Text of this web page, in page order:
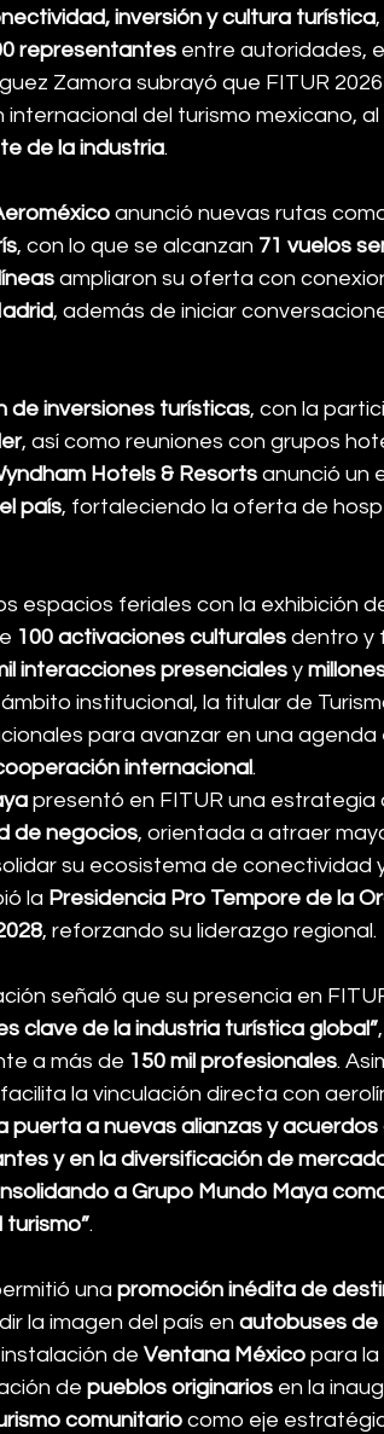
inversión y cultura turística
representantes entre autoridades,
Zamora subrayó que FITUR
internacional del turismo mexicano, al
de la industria.
anunció nuevas rutas
, con lo que se alcanzan 71 vuelos
ampliaron su oferta con
, además de iniciar
de inversiones turísticas, con la
, así como reuniones con grupos
Hotels & Resorts anunció un
país, fortaleciendo la oferta de
espacios feriales con la exhibición
100 activaciones culturales dentro y
interacciones presenciales y
ámbito institucional, la titular de
para avanzar en una
internacional.
presentó en FITUR una estrategia
de negocios, orientada a atraer
su ecosistema de conectividad
la Presidencia Pro Tempore de la
, reforzando su liderazgo regional.
señaló que su presencia en
clave de la industria turística global”
a más de 150 mil profesionales.
la vinculación directa con
puerta a nuevas alianzas y
y en la diversificación de
a Grupo Mundo Maya
.
una promoción inédita de
la imagen del país en autobuses de
de Ventana México para
de pueblos originarios en la
comunitario como eje